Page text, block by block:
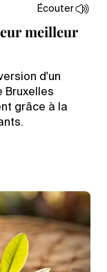
Écouter
meilleur
d'un
Bruxelles
grâce à la